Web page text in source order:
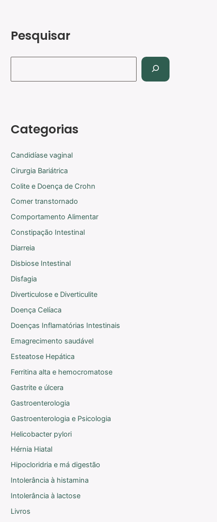
Pesquisar
Categorias
Candidíase vaginal
Cirurgia Bariátrica
Colite e Doença de Crohn
Comer transtornado
Comportamento Alimentar
Constipação Intestinal
Diarreia
Disbiose Intestinal
Disfagia
Diverticulose e Diverticulite
Doença Celíaca
Doenças Inflamatórias Intestinais
Emagrecimento saudável
Esteatose Hepática
Ferritina alta e hemocromatose
Gastrite e úlcera
Gastroenterologia
Gastroenterologia e Psicologia
Helicobacter pylori
Hérnia Hiatal
Hipocloridria e má digestão
Intolerância à histamina
Intolerância à lactose
Livros